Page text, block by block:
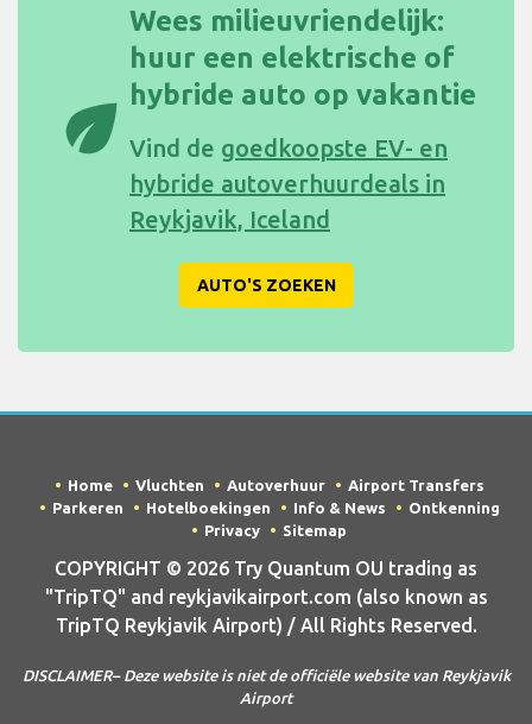
eco
Wees milieuvriendelijk:
huur een elektrische of
hybride auto op vakantie
Vind de goedkoopste EV- en
hybride autoverhuurdeals in
Reykjavik, Iceland
AUTO'S ZOEKEN
Home Vluchten Autoverhuur
Airport Transfers
Parkeren
Hotelboekingen Info & News
Ontkenning
Privacy
Sitemap
COPYRIGHT © 2026 Try Quantum OU trading as
"TripTQ" and reykjavikairport.com (also known as
TripTQ Reykjavik Airport) / All Rights Reserved.
DISCLAIMER– Deze website is niet de officiële website van Reykjavik
Airport